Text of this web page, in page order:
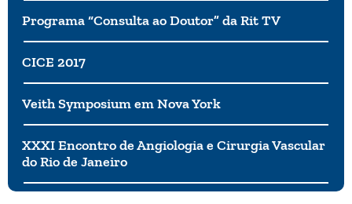
Programa “Consulta ao Doutor” da Rit TV
CICE 2017
Veith Symposium em Nova York
XXXI Encontro de Angiologia e Cirurgia Vascular
do Rio de Janeiro